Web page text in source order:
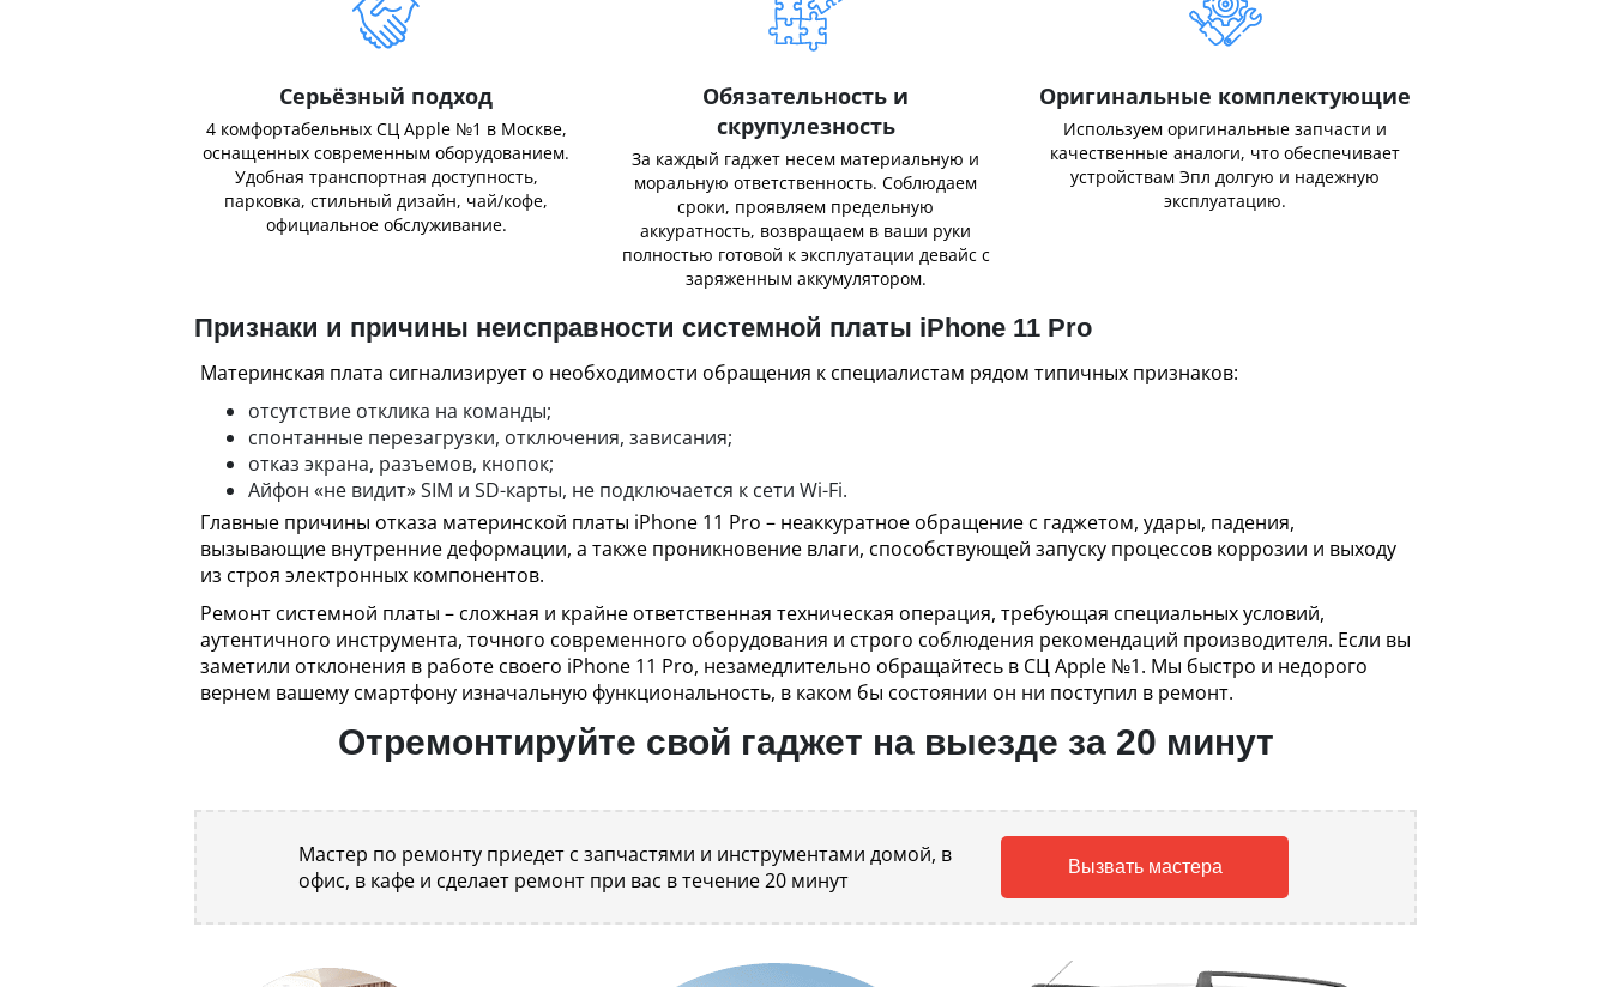
Серьёзный подход
4 комфортабельных СЦ Apple №1 в Москве,
оснащенных современным оборудованием.
Удобная транспортная доступность,
парковка, стильный дизайн, чай/кофе,
официальное обслуживание.
Обязательность и
скрупулезность
За каждый гаджет несем материальную и
моральную ответственность. Соблюдаем
сроки, проявляем предельную
аккуратность, возвращаем в ваши руки
полностью готовой к эксплуатации девайс с
заряженным аккумулятором.
Оригинальные комплектующие
Используем оригинальные запчасти и
качественные аналоги, что обеспечивает
устройствам Эпл долгую и надежную
эксплуатацию.
Признаки и причины неисправности системной платы iPhone 11 Pro
Материнская плата сигнализирует о необходимости обращения к специалистам рядом типичных признаков:
отсутствие отклика на команды;
спонтанные перезагрузки, отключения, зависания;
отказ экрана, разъемов, кнопок;
Айфон «не видит» SIM и SD-карты, не подключается к сети Wi-Fi.
Главные причины отказа материнской платы iPhone 11 Pro – неаккуратное обращение с гаджетом, удары, падения,
вызывающие внутренние деформации, а также проникновение влаги, способствующей запуску процессов коррозии и выходу
из строя электронных компонентов.
Ремонт системной платы – сложная и крайне ответственная техническая операция, требующая специальных условий,
аутентичного инструмента, точного современного оборудования и строго соблюдения рекомендаций производителя. Если вы
заметили отклонения в работе своего iPhone 11 Pro, незамедлительно обращайтесь в СЦ Apple №1. Мы быстро и недорого
вернем вашему смартфону изначальную функциональность, в каком бы состоянии он ни поступил в ремонт.
Отремонтируйте свой гаджет на выезде за 20 минут
Мастер по ремонту приедет с запчастями и инструментами домой, в
офис, в кафе и сделает ремонт при вас в течение 20 минут
Вызвать мастера